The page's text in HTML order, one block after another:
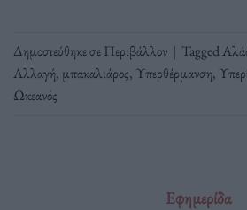
Δημοσιεύθηκε σεΠεριβάλλον | Tagged
Αλλαγή, μπακαλιάρος, Υπερθέρμανση,
Ωκεανός
Εφημερίδα